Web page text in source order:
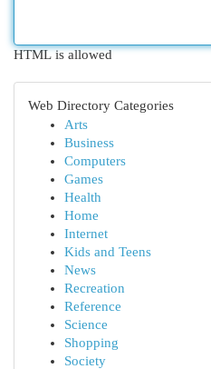
HTML is allowed
Web Directory Categories
Arts
Business
Computers
Games
Health
Home
Internet
Kids and Teens
News
Recreation
Reference
Science
Shopping
Society